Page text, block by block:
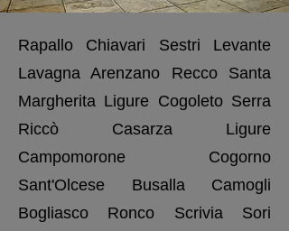
Rapallo Chiavari Sestri Levante
Lavagna Arenzano Recco Santa
Margherita Ligure Cogoleto Serra
Riccò Casarza Ligure
Campomorone Cogorno
Sant'Olcese Busalla Camogli
Bogliasco Ronco Scrivia Sori